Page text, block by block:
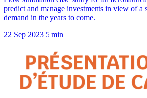
22 Sep 2023 5 min